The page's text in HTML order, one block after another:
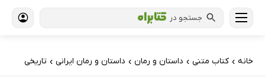
جستجو در
خانه › کتاب‌ متنی › داستان و رمان › داستان و رمان ایرانی › تاریخی